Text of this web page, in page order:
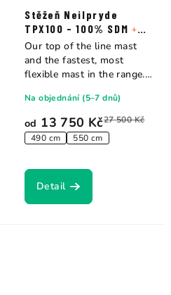
Stěžeň Neilpryde
TPX100 - 100% SDM +
Obal na stěžeň
od 13 750 Kč27 500 Kč
490 cm 550 cm
Na objednání (5–7 dnů)
Detail
Our top of the line mast
and the fastest, most
flexible mast in the range.